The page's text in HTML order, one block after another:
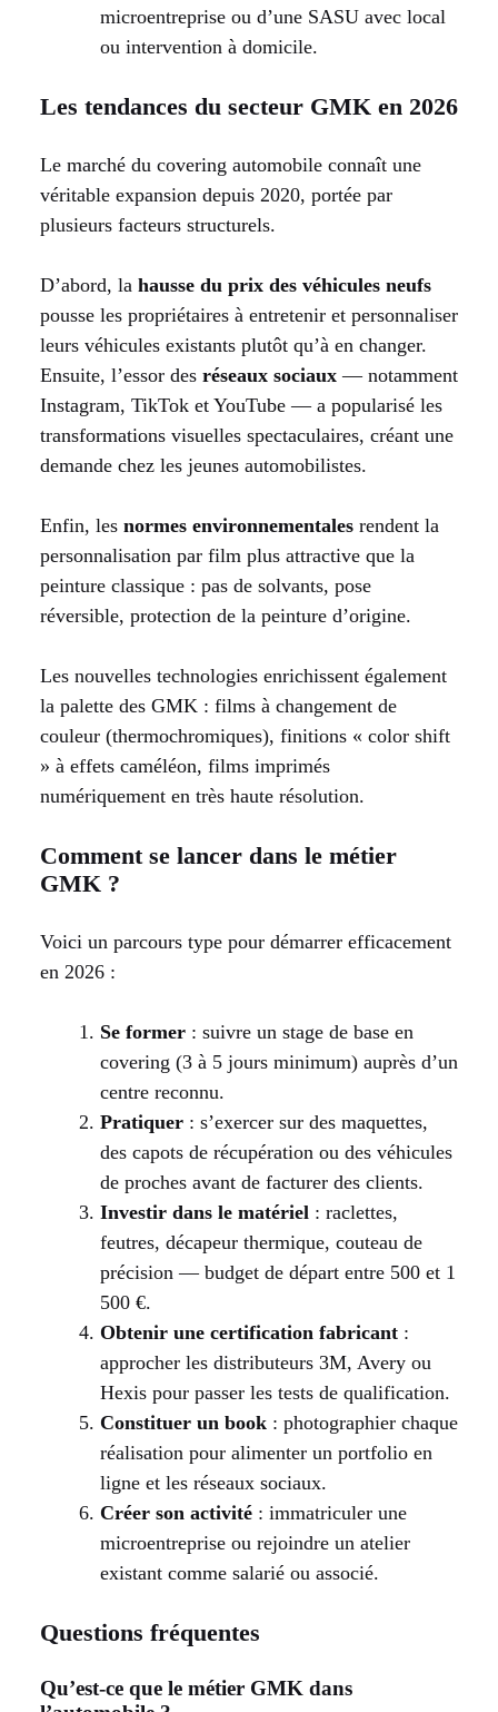
microentreprise ou d’une SASU avec local
ou intervention à domicile.
Les tendances du secteur GMK en 2026
Le marché du covering automobile connaît une
véritable expansion depuis 2020, portée par
plusieurs facteurs structurels.
D’abord, la hausse du prix des véhicules neufs
pousse les propriétaires à entretenir et personnaliser
leurs véhicules existants plutôt qu’à en changer.
Ensuite, l’essor des réseaux sociaux — notamment
Instagram, TikTok et YouTube — a popularisé les
transformations visuelles spectaculaires, créant une
demande chez les jeunes automobilistes.
Enfin, les normes environnementales rendent la
personnalisation par film plus attractive que la
peinture classique : pas de solvants, pose
réversible, protection de la peinture d’origine.
Les nouvelles technologies enrichissent également
la palette des GMK : films à changement de
couleur (thermochromiques), finitions « color shift
» à effets caméléon, films imprimés
numériquement en très haute résolution.
Comment se lancer dans le métier
GMK ?
Voici un parcours type pour démarrer efficacement
en 2026 :
Se former : suivre un stage de base en
covering (3 à 5 jours minimum) auprès d’un
centre reconnu.
Pratiquer : s’exercer sur des maquettes,
des capots de récupération ou des véhicules
de proches avant de facturer des clients.
Investir dans le matériel : raclettes,
feutres, décapeur thermique, couteau de
précision — budget de départ entre 500 et 1
500 €.
Obtenir une certification fabricant :
approcher les distributeurs 3M, Avery ou
Hexis pour passer les tests de qualification.
Constituer un book : photographier chaque
réalisation pour alimenter un portfolio en
ligne et les réseaux sociaux.
Créer son activité : immatriculer une
microentreprise ou rejoindre un atelier
existant comme salarié ou associé.
Questions fréquentes
Qu’est-ce que le métier GMK dans